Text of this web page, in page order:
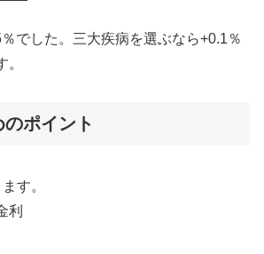
でした。三大疾病を選ぶなら+0.1％
ポイント
す。
利